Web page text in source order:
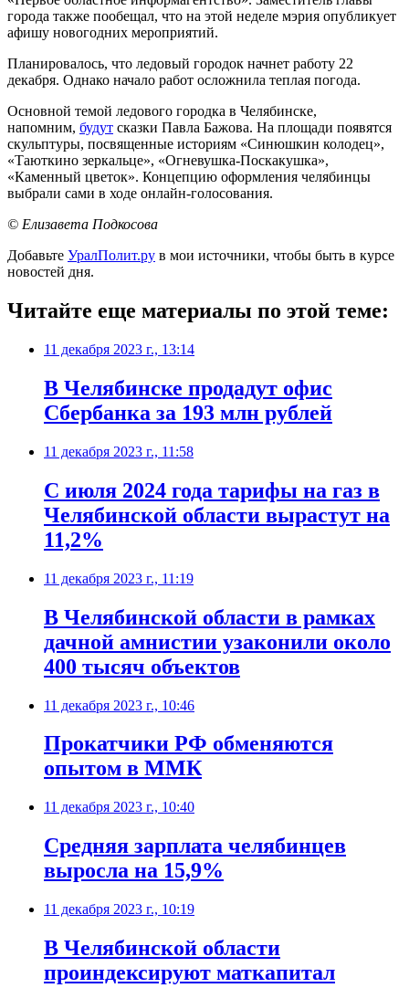
города также пообещал, что на этой неделе мэрия опубликует
афишу новогодних мероприятий.
Планировалось, что ледовый городок начнет работу 22
декабря. Однако начало работ осложнила теплая погода.
Основной темой ледового городка в Челябинске,
напомним, будут сказки Павла Бажова. На площади появятся
скульптуры, посвященные историям «Синюшкин колодец»,
«Таюткино зеркальце», «Огневушка-Поскакушка»,
«Каменный цветок». Концепцию оформления челябинцы
выбрали сами в ходе онлайн-голосования.
© Елизавета Подкосова
Добавьте УралПолит.ру в мои источники, чтобы быть в курсе
новостей дня.
Читайте еще материалы по этой теме:
11 декабря 2023 г., 13:14
В Челябинске продадут офис
Сбербанка за 193 млн рублей
11 декабря 2023 г., 11:58
С июля 2024 года тарифы на газ в
Челябинской области вырастут на
11,2%
11 декабря 2023 г., 11:19
В Челябинской области в рамках
дачной амнистии узаконили около
400 тысяч объектов
11 декабря 2023 г., 10:46
Прокатчики РФ обменяются
опытом в ММК
11 декабря 2023 г., 10:40
Средняя зарплата челябинцев
выросла на 15,9%
11 декабря 2023 г., 10:19
В Челябинской области
проиндексируют маткапитал